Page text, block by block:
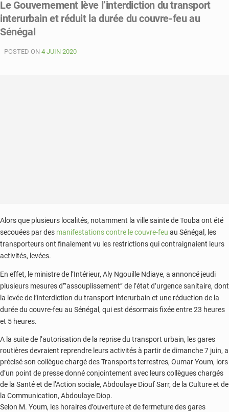
Oumar
Youm
annonce
aide
Le Gouvernement lève l’interdiction du transport
interurbain et réduit la durée du couvre-feu au
Sénégal
POSTED ON 4 JUIN 2020
Alors que plusieurs localités, notamment la ville sainte de Touba ont été
secouées par des manifestations contre le couvre-feu au Sénégal, les
transporteurs ont finalement vu les restrictions qui contraignaient leurs
activités, levées.
En effet, le ministre de l’Intérieur, Aly Ngouille Ndiaye, a annoncé jeudi
plusieurs mesures d’‘’assouplissement’’ de l’état d’urgence sanitaire, dont
la levée de l’interdiction du transport interurbain et une réduction de la
durée du couvre-feu au Sénégal, qui est désormais fixée entre 23 heures
et 5 heures.
A la suite de l’autorisation de la reprise du transport urbain, les gares
routières devraient reprendre leurs activités à partir de dimanche 7 juin, a
précisé son collègue chargé des Transports terrestres, Oumar Youm, lors
d’un point de presse donné conjointement avec leurs collègues chargés
de la Santé et de l’Action sociale, Abdoulaye Diouf Sarr, de la Culture et de
la Communication, Abdoulaye Diop.
Selon M. Youm, les horaires d’ouverture et de fermeture des gares